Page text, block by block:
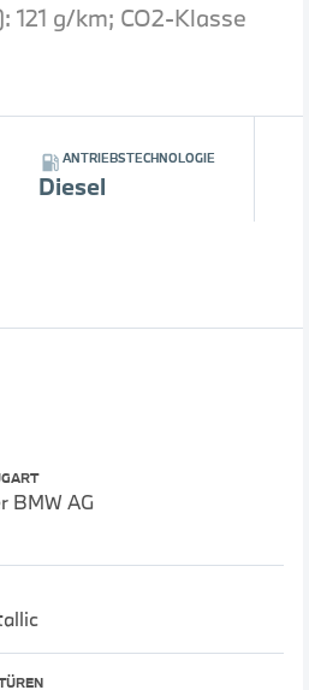
g/km; CO2-Klasse
ANTRIEBSTECHNOLOGIE
Diesel
BMW AG